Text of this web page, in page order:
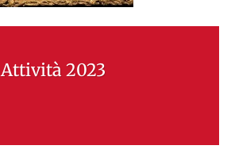
Attività 2023